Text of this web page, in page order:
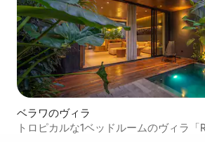
ベラワのヴィラ
トロピカルな1ベッドルームのヴィラ「